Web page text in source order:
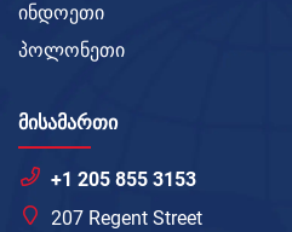
ინდოეთი
პოლონეთი
ᲛᲘᲡᲐᲛᲐᲠᲗᲘ
+1 205 855 3153
207 Regent Street